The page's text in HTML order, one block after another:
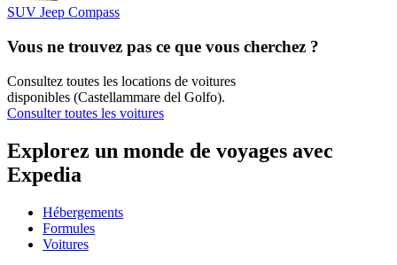
SUV Jeep Compass
Vous ne trouvez pas ce que vous cherchez ?
Consultez toutes les locations de voitures
disponibles (Castellammare del Golfo).
Consulter toutes les voitures
Explorez un monde de voyages avec
Expedia
Hébergements
Formules
Voitures